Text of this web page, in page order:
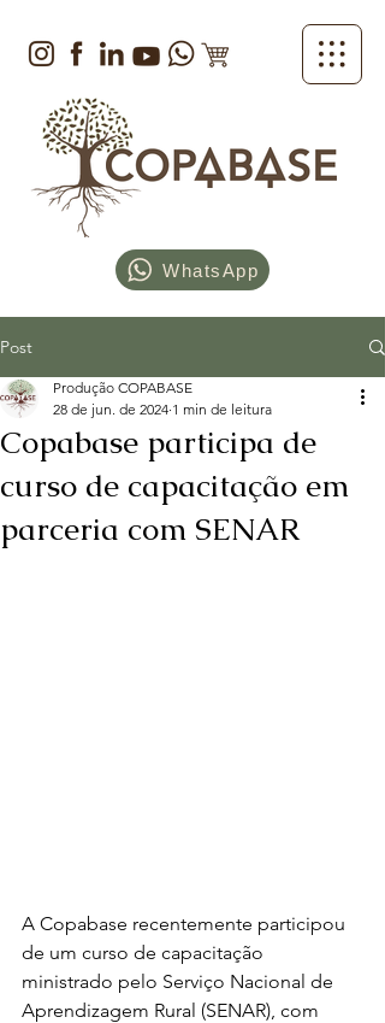
WhatsApp
Post
Copabase participa de
curso de capacitação em
parceria com SENAR
Produção COPABASE
28 de jun. de 2024 1 min de leitura
A Copabase recentemente participou
de um curso de capacitação
ministrado pelo Serviço Nacional de
Aprendizagem Rural (SENAR), com